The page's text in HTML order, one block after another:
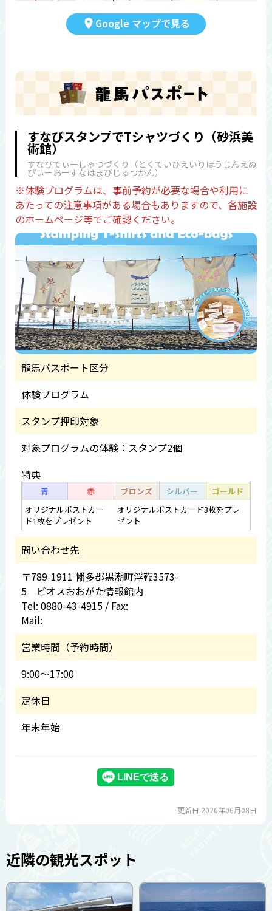
Google マップで見る
すなびスタンプでTシャツづくり（砂浜美
術館）
すなびてぃーしゃつづくり（とくていひえいりほうじんえぬ
ぴぃーおーすなはまびじゅつかん）
※体験プログラムは、事前予約が必要な場合や利用に
あたっての注意事項がある場合もありますので、各施設
のホームページ等でご確認ください。
龍馬パスポート区分
体験プログラム
スタンプ押印対象
対象プログラムの体験：スタンプ2個
特典
青 赤 ブロンズ シルバー
ゴールド
オリジナルポストカー
ド1枚をプレゼント
オリジナルポストカード3枚をプレ
ゼント
問い合わせ先
〒789-1911 幡多郡黒潮町浮鞭3573-
5 ビオスおおがた情報館内
Tel: 0880-43-4915 / Fax:
Mail:
営業時間（予約時間）
9:00～17:00
定休日
年末年始
更新日 2026年06月08日
近隣の観光スポット